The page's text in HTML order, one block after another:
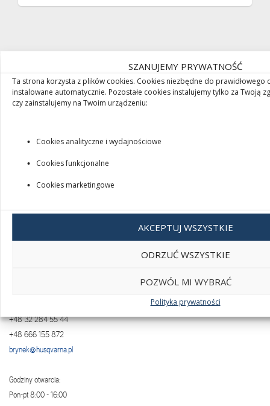
SZANUJEMY PRYWATNOŚĆ
Ta strona korzysta z plików cookies. Cookies niezbędne do prawidłowego
instalowane automatycznie. Pozostałe cookies instalujemy tylko za Twoją
czy zainstalujemy na Twoim urządzeniu:
Cookies analityczne i wydajnościowe
Cookies funkcjonalne
Cookies marketingowe
AKCEPTUJ WSZYSTKIE
ODRZUĆ WSZYSTKIE
POZWÓL MI WYBRAĆ
Polityka prywatności
Czaja AB sp. z o.o.
+48 666 155 694
czajadomiogrod@gmail.com
Godziny otwarcia:
Sob 8:00 – 13:00
+48 32 284 55 44
+48 666 155 872
brynek@husqvarna.pl
Godziny otwarcia:
Pon-pt 8:00 - 16:00